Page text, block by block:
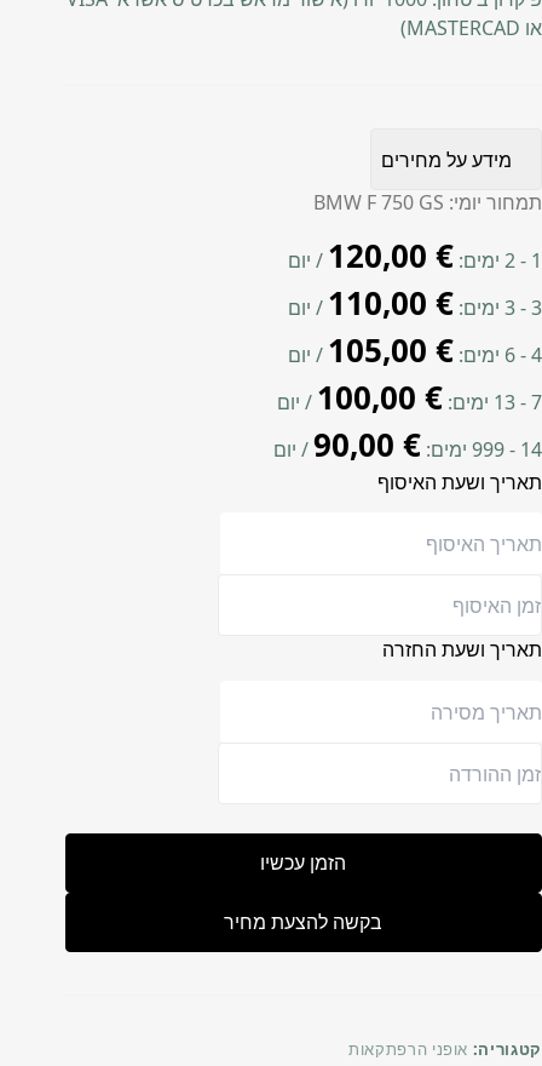
או MASTERCAD)
תמחור יומי: BMW F 750 GS
1 - 2 ימים: 120,00 €
/ יום
3 - 3 ימים:
110,00 €
/ יום
4 - 6 ימים:
105,00 €
/ יום
7 - 13 ימים:
100,00 €
/ יום
14 - 999 ימים:
90,00 €
/ יום
תאריך ושעת האיסוף
תאריך ושעת החזרה
הזמן עכשיו
בקשה להצעת מחיר
קטגוריה: אופני הרפתקאות